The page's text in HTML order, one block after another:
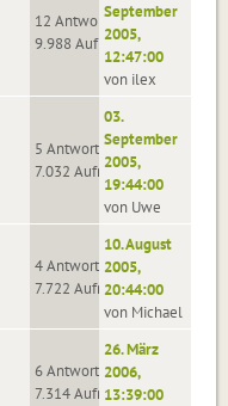
12 Antworten
9.988 Aufrufe
September
2005,
12:47:00
von ilex
5 Antworten
7.032 Aufrufe
03.
September
2005,
19:44:00
von Uwe
4 Antworten
7.722 Aufrufe
10. August
2005,
20:44:00
von Michael
6 Antworten
7.314 Aufrufe
26. März
2006,
13:39:00